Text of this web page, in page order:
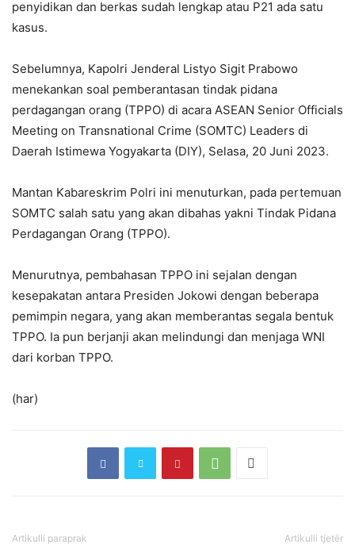
penyidikan dan berkas sudah lengkap atau P21 ada satu
kasus.
Sebelumnya, Kapolri Jenderal Listyo Sigit Prabowo
menekankan soal pemberantasan tindak pidana
perdagangan orang (TPPO) di acara ASEAN Senior Officials
Meeting on Transnational Crime (SOMTC) Leaders di
Daerah Istimewa Yogyakarta (DIY), Selasa, 20 Juni 2023.
Mantan Kabareskrim Polri ini menuturkan, pada pertemuan
SOMTC salah satu yang akan dibahas yakni Tindak Pidana
Perdagangan Orang (TPPO).
Menurutnya, pembahasan TPPO ini sejalan dengan
kesepakatan antara Presiden Jokowi dengan beberapa
pemimpin negara, yang akan memberantas segala bentuk
TPPO. Ia pun berjanji akan melindungi dan menjaga WNI
dari korban TPPO.
(har)
Artikulli paraprak Artikulli tjetër